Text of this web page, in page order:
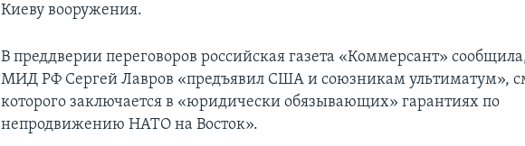
Киеву вооружения.
В преддверии переговоров российская газета «Коммерсант»
МИД РФ Сергей Лавров «предъявил США и союзникам ультиматум»,
которого заключается в «юридически обязывающих» гарантиях по
непродвижению НАТО на Восток».